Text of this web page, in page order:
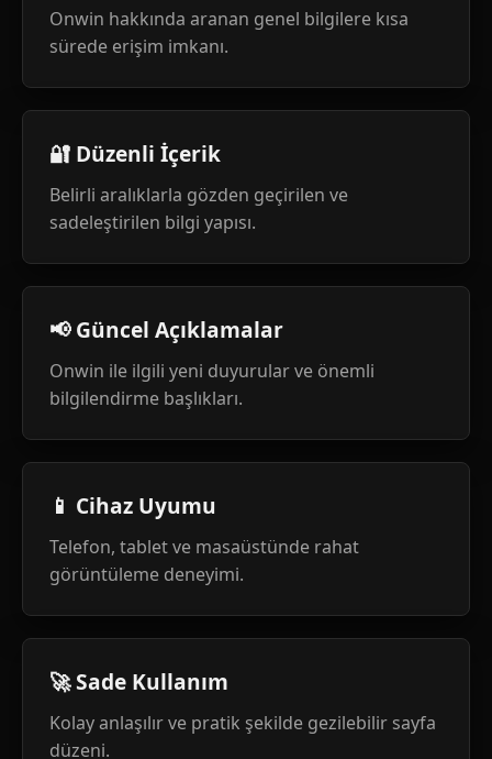
Onwin hakkında aranan genel bilgilere kısa
sürede erişim imkanı.
🔐 Düzenli İçerik
Belirli aralıklarla gözden geçirilen ve
sadeleştirilen bilgi yapısı.
📢 Güncel Açıklamalar
Onwin ile ilgili yeni duyurular ve önemli
bilgilendirme başlıkları.
📱 Cihaz Uyumu
Telefon, tablet ve masaüstünde rahat
görüntüleme deneyimi.
🚀 Sade Kullanım
Kolay anlaşılır ve pratik şekilde gezilebilir sayfa
düzeni.